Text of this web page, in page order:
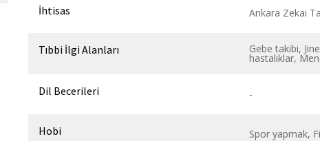
İhtisas Ankara Zekai
Tıbbi İlgi Alanları Gebe takibi,
hastalıklar,
Dil Becerileri -
Hobi Spor yapmak,